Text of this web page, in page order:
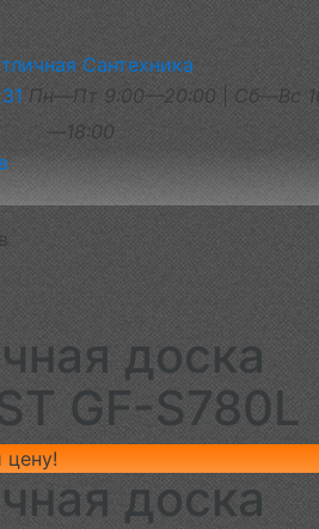
Пн—Пт 9:00—20:00
Сб—Вс
—18:00
доска
GF-S780L
цену!
доска